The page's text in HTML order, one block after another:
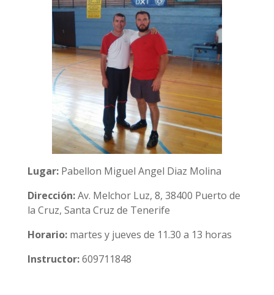
Lugar: Pabellon Miguel Angel Diaz Molina
Dirección:Av. Melchor Luz, 8, 38400 Puerto de
la Cruz, Santa Cruz de Tenerife
Horario: martes y jueves de 11.30 a 13 horas
Instructor:609711848